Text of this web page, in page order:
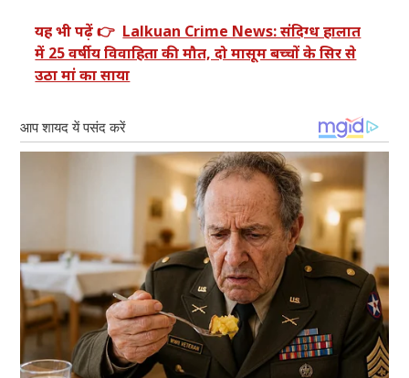
यह भी पढ़ें 👉 Lalkuan Crime News: संदिग्ध हालात
में 25 वर्षीय विवाहिता की मौत, दो मासूम बच्चों के सिर से
उठा मां का साया